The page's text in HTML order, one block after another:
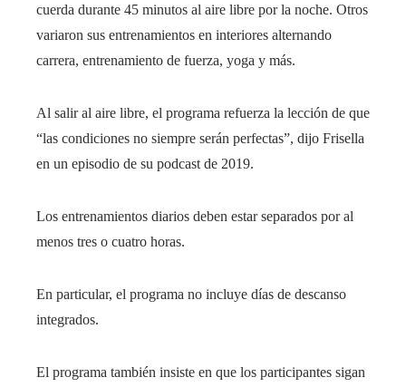
cuerda durante 45 minutos al aire libre por la noche. Otros
variaron sus entrenamientos en interiores alternando
carrera, entrenamiento de fuerza, yoga y más.
Al salir al aire libre, el programa refuerza la lección de que
“las condiciones no siempre serán perfectas”, dijo Frisella
en un episodio de su podcast de 2019.
Los entrenamientos diarios deben estar separados por al
menos tres o cuatro horas.
En particular, el programa no incluye días de descanso
integrados.
El programa también insiste en que los participantes sigan